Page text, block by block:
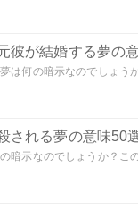
彼が結婚する夢の
は何の暗示なのでしょう
される夢の意味
暗示なのでしょうか？こ